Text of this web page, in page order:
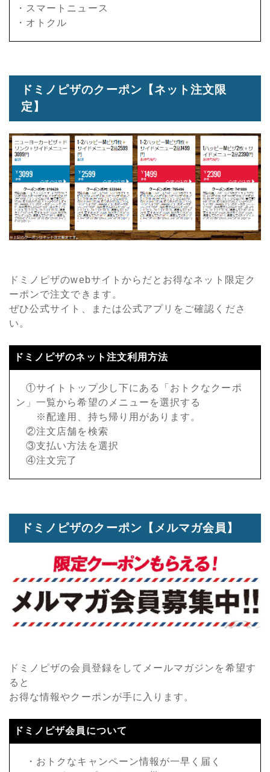
・スマートニュース
・オトクル
ドミノピザのクーポン【ネット注文限
定】
ドミノピザのwebサイトからだとお得なネット限定ク
ーポンで注文できます。
ぜひ公式サイト、または公式アプリをご確認くださ
い。
ドミノピザのネット注文利用方法
①サイトトップ少し下にある「おトクなクーポ
ン」一覧から希望のメニューを選択する
※配達用、持ち帰り用があります。
②注文店舗を検索
③支払い方法を選択
④注文完了
ドミノピザのクーポン【メルマガ会員】
ドミノピザの会員登録をしてメールマガジンを希望す
ると
お得な情報やクーポンが手に入ります。
ドミノピザ会員について
・おトクなキャンペーン情報が一早く届く